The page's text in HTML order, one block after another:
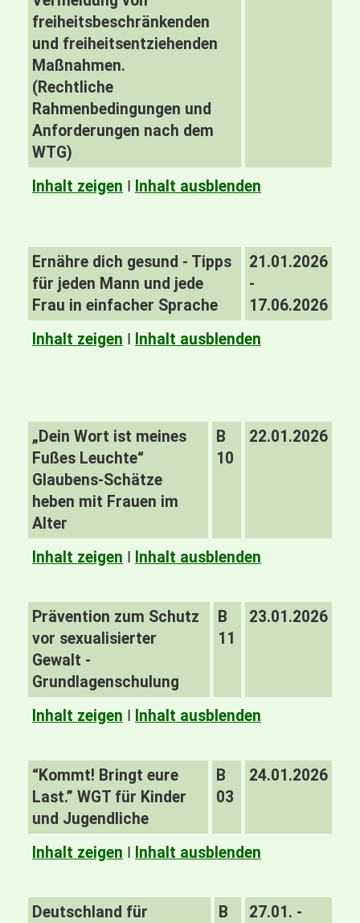
freiheitsbeschränkenden
und freiheitsentziehenden
Maßnahmen.
(Rechtliche
Rahmenbedingungen und
Anforderungen nach dem
WTG)
Inhalt zeigen I Inhalt ausblenden
Ernähre dich gesund - Tipps
für jeden Mann und jede
Frau in einfacher Sprache
21.01.2026
-
17.06.2026
Inhalt zeigen I Inhalt ausblenden
„Dein Wort ist meines
Fußes Leuchte“
Glaubens-Schätze
heben mit Frauen im
Alter
B
10
22.01.2026
Inhalt zeigen I Inhalt ausblenden
Prävention zum Schutz
vor sexualisierter
Gewalt -
Grundlagenschulung
B
11
23.01.2026
Inhalt zeigen I Inhalt ausblenden
“Kommt! Bringt eure
Last.” WGT für Kinder
und Jugendliche
B
03
24.01.2026
Inhalt zeigen I Inhalt ausblenden
Deutschland für
B
27.01. -